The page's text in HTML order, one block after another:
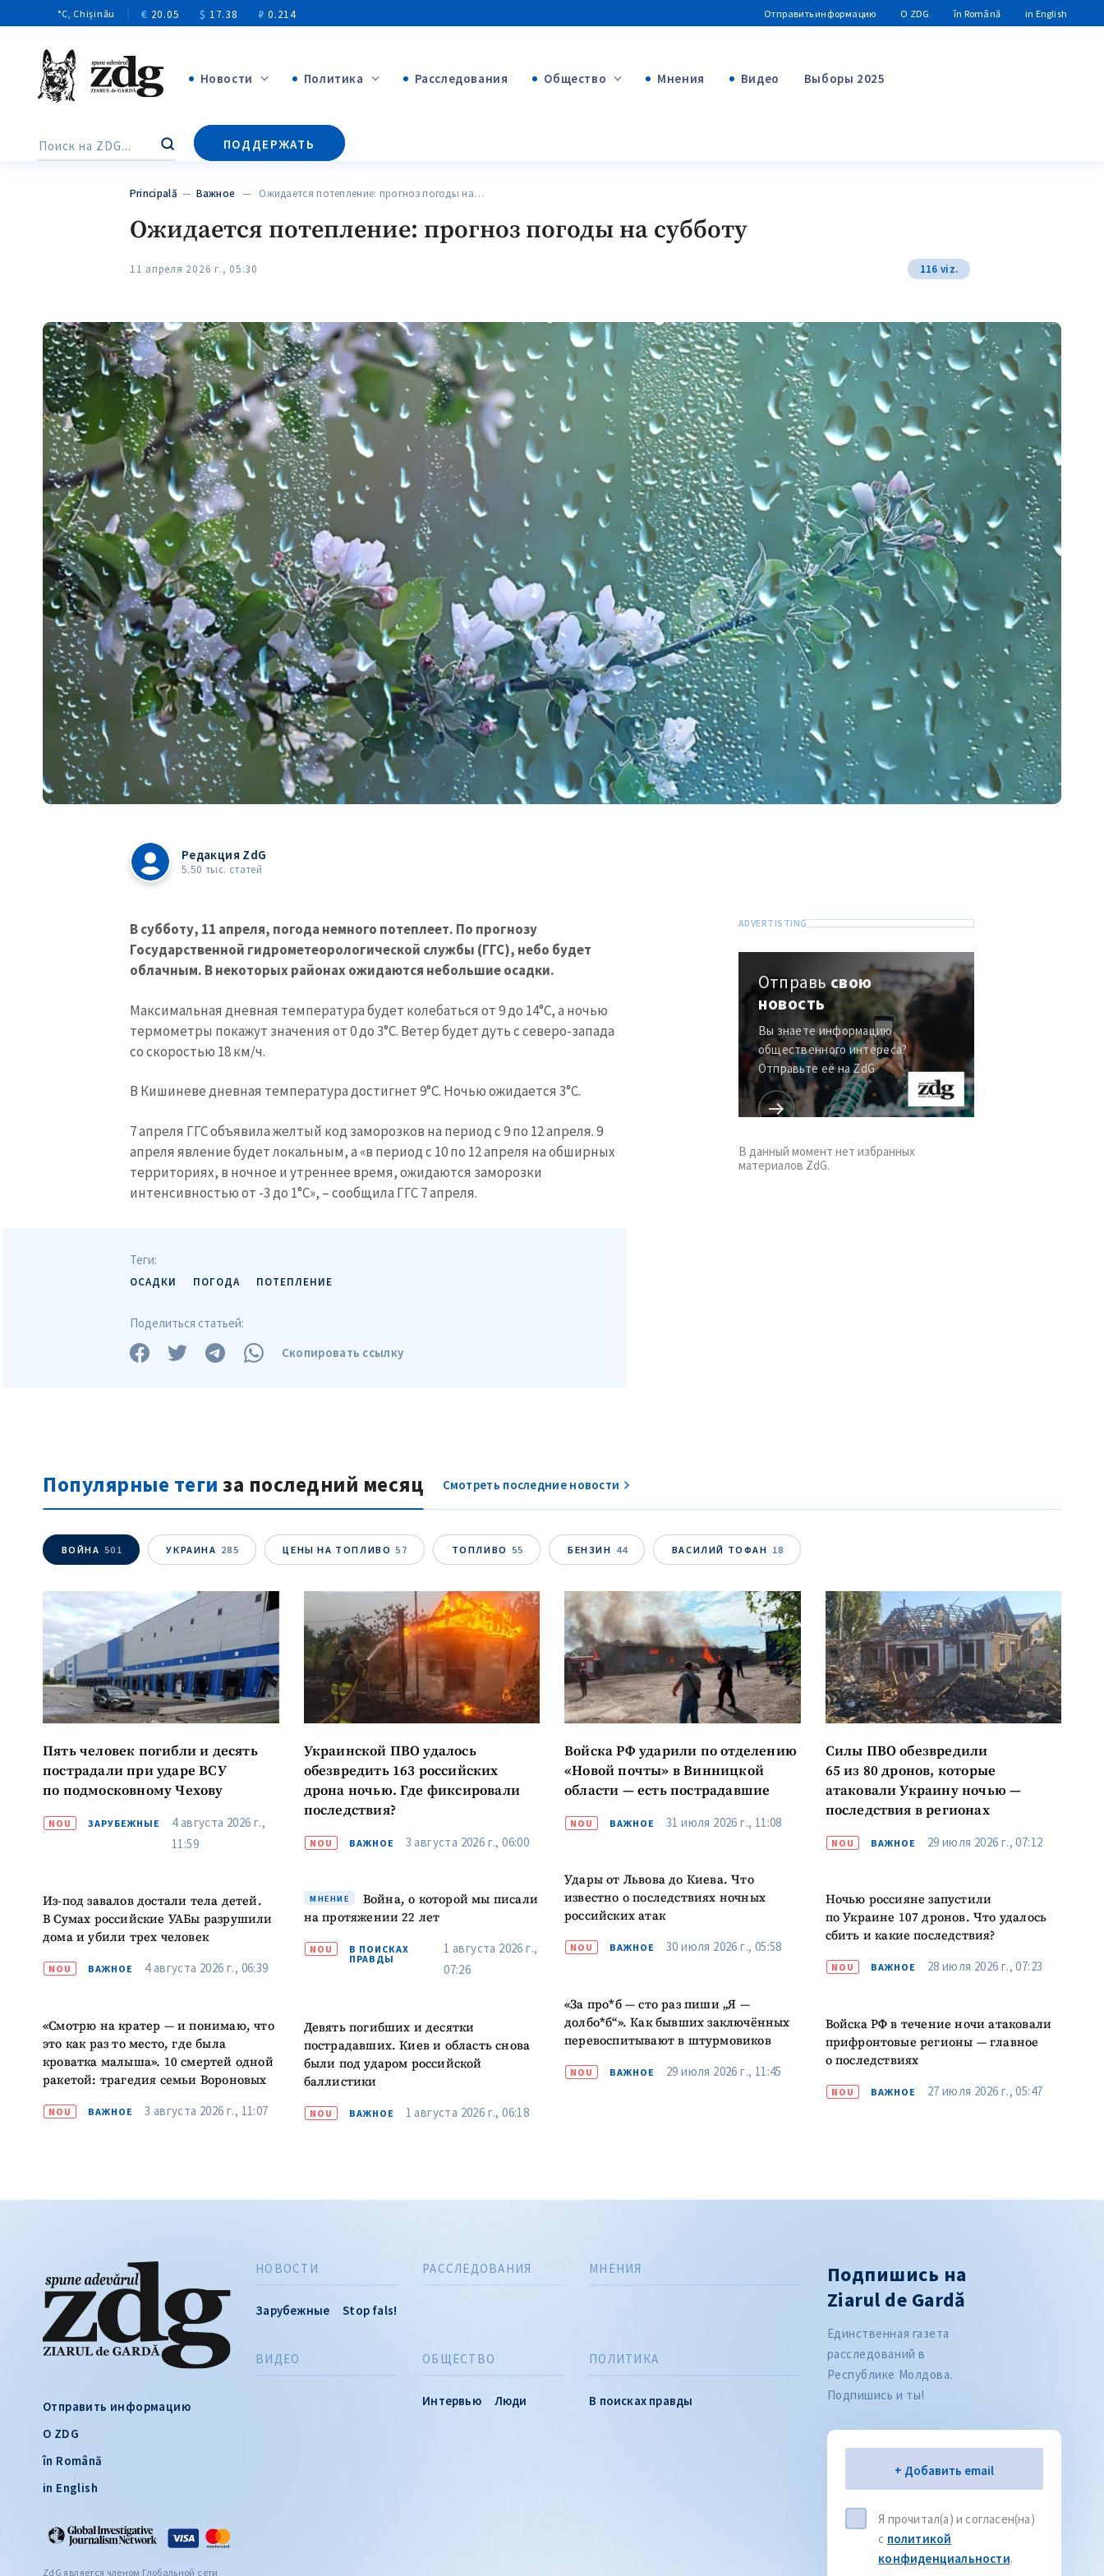
°C, Chișinău € 20.05 $ 17.38 ₽ 0.214 Отправить информацию О ZDG în Română in English
Новости
+144
Политика Расследования Общество Мнения Видео Выборы 2025
Поиск ПОДДЕРЖАТЬ
Principală —Важное — Ожидается потепление: прогноз погоды на…
Ожидается потепление: прогноз погоды на субботу
11 апреля 2026 г., 05:30 116 viz.
Редакция ZdG
5.50 тыс. статей
В субботу, 11 апреля, погода немного потеплеет. По прогнозу
Государственной гидрометеорологической службы (ГГС), небо будет
облачным. В некоторых районах ожидаются небольшие осадки.
Максимальная дневная температура будет колебаться от 9 до 14°C, а ночью
термометры покажут значения от 0 до 3°C. Ветер будет дуть с северо-запада
со скоростью 18 км/ч.
В Кишиневе дневная температура достигнет 9°C. Ночью ожидается 3°C.
7 апреля ГГС объявила желтый код заморозков на период с 9 по 12 апреля. 9
апреля явление будет локальным, а «в период с 10 по 12 апреля на обширных
территориях, в ночное и утреннее время, ожидаются заморозки
интенсивностью от -3 до 1°C», – сообщила ГГС 7 апреля.
Теги:
ОСАДКИ ПОГОДА ПОТЕПЛЕНИЕ
Поделиться статьей:
Скопировать ссылку
Отправьсвою
новость
Вы знаете информацию
общественного интереса?
Отправьте её на ZdG
В данный момент нет избранных
материалов ZdG.
Популярные теги за последний месяц Смотреть последние новости
ВОЙНА 501 УКРАИНА 285 ЦЕНЫ НА ТОПЛИВО 57 ТОПЛИВО 55 БЕНЗИН 44 ВАСИЛИЙ ТОФАН 18
Пять человек погибли и десять
пострадали при ударе ВСУ
по подмосковному Чехову
NOU ЗАРУБЕЖНЫЕ
4 августа 2026 г.,
11:59
Из-под завалов достали тела детей.
В Сумах российские УАБы разрушили
дома и убили трех человек
NOU ВАЖНОЕ 4 августа 2026 г., 06:39
«Смотрю на кратер — и понимаю, что
это как раз то место, где была
кроватка малыша». 10 смертей одной
ракетой: трагедия семьи Вороновых
NOU ВАЖНОЕ 3 августа 2026 г., 11:07
Украинской ПВО удалось
обезвредить 163 российских
дрона ночью. Где фиксировали
последствия?
NOU ВАЖНОЕ 3 августа 2026 г., 06:00
МНЕНИЕ
Война, о которой мы писали
на протяжении 22 лет
NOU
В ПОИСКАХ
ПРАВДЫ
1 августа 2026 г.,
07:26
Девять погибших и десятки
пострадавших. Киев и область снова
были под ударом российской
баллистики
NOU ВАЖНОЕ 1 августа 2026 г., 06:18
Войска РФ ударили по отделению
«Новой почты» в Винницкой
области — есть пострадавшие
NOU ВАЖНОЕ 31 июля 2026 г., 11:08
Удары от Львова до Киева. Что
известно о последствиях ночных
российских атак
NOU ВАЖНОЕ 30 июля 2026 г., 05:58
«За про*б — сто раз пиши „Я —
долбо*б“». Как бывших заключённых
перевоспитывают в штурмовиков
NOU ВАЖНОЕ 29 июля 2026 г., 11:45
Силы ПВО обезвредили
65 из 80 дронов, которые
атаковали Украину ночью —
последствия в регионах
NOU ВАЖНОЕ 29 июля 2026 г., 07:12
Ночью россияне запустили
по Украине 107 дронов. Что удалось
сбить и какие последствия?
NOU ВАЖНОЕ 28 июля 2026 г., 07:23
Войска РФ в течение ночи атаковали
прифронтовые регионы — главное
о последствиях
NOU ВАЖНОЕ 27 июля 2026 г., 05:47
Отправить информацию
О ZDG
în Română
in English
ZdG является членом Глобальной сети
НОВОСТИ
Зарубежные Stop fals!
ПОЛИТИКА
В поисках правды
РАССЛЕДОВАНИЯ
ОБЩЕСТВО
Интервью Люди
МНЕНИЯ
ВИДЕО
Подпишись на
Ziarul de Gardă
Единственная газета
расследований в
Республике Молдова.
Подпишись и ты!
Электронная почта
+ Добавить email
Я прочитал(а) и согласен(на)
с политикой
конфиденциальности.
Заголовок новости
Citește articolul
CITEȘTE